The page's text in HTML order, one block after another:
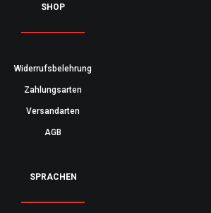
SHOP
Widerrufsbelehrung
Zahlungsarten
Versandarten
AGB
SPRACHEN